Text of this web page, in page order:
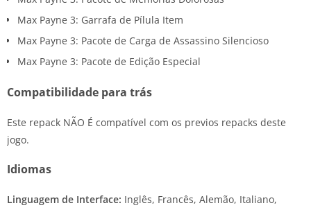
Max Payne 3: Garrafa de Pílula Item
Max Payne 3: Pacote de Carga de Assassino Silencioso
Max Payne 3: Pacote de Edição Especial
Compatibilidade para trás
Este repack NÃO É compatível com os previos repacks deste
jogo.
Idiomas
Linguagem de Interface: Inglês, Francês, Alemão, Italiano,